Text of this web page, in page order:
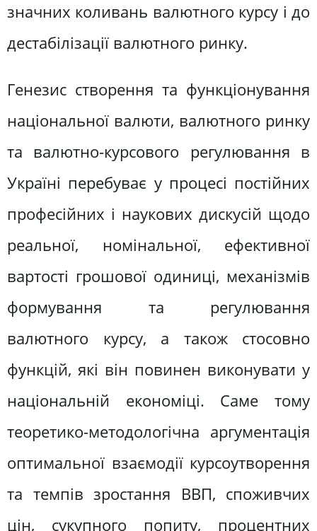
значних коливань валютного курсу і до
дестабілізації валютного ринку.
Генезис створення та функціонування
національної валюти, валютного ринку
та валютно-курсового регулювання в
Україні перебуває у процесі постійних
професійних і наукових дискусій щодо
реальної, номінальної, ефективної
вартості грошової одиниці, механізмів
формування та регулювання
валютного курсу, а також стосовно
функцій, які він повинен виконувати у
національній економіці. Саме тому
теоретико-методологічна аргументація
оптимальної взаємодії курсоутворення
та темпів зростання ВВП, споживчих
цін, сукупного попиту, процентних